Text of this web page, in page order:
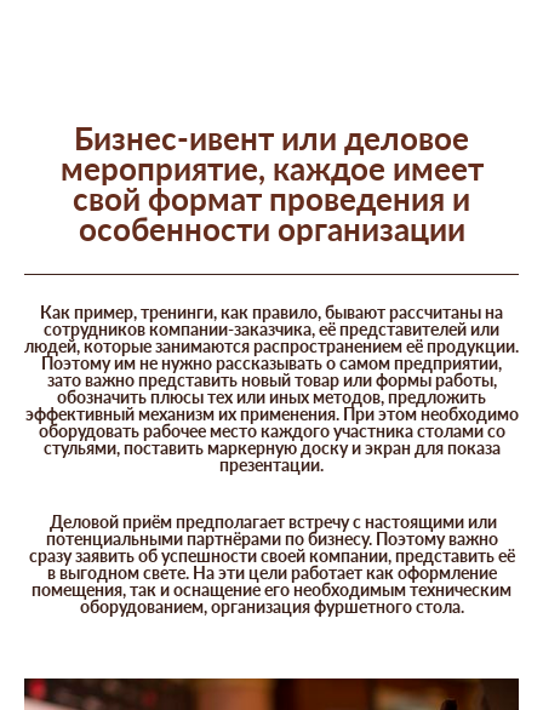
Бизнес-ивент или деловое
мероприятие, каждое имеет
свой формат проведения и
особенности организации
Как пример, тренинги, как правило, бывают рассчитаны на
сотрудников компании-заказчика, её представителей или
людей, которые занимаются распространением её продукции.
Поэтому им не нужно рассказывать о самом предприятии,
зато важно представить новый товар или формы работы,
обозначить плюсы тех или иных методов, предложить
эффективный механизм их применения. При этом необходимо
оборудовать рабочее место каждого участника столами со
стульями, поставить маркерную доску и экран для показа
презентации.
Деловой приём предполагает встречу с настоящими или
потенциальными партнёрами по бизнесу. Поэтому важно
сразу заявить об успешности своей компании, представить её
в выгодном свете. На эти цели работает как оформление
помещения, так и оснащение его необходимым техническим
оборудованием, организация фуршетного стола.